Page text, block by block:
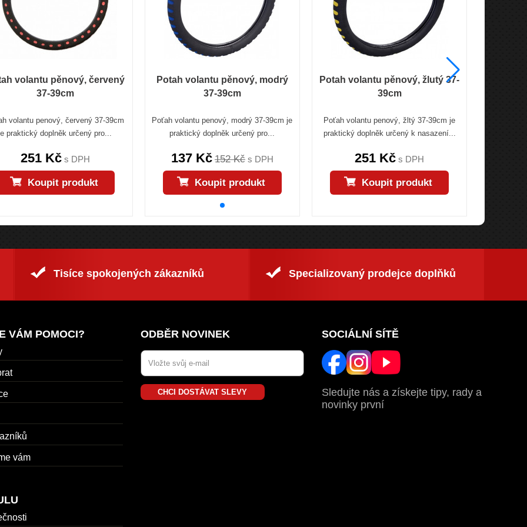
volantu pěnový, červený
37-39cm
volantu penový, červený 37-39cm
praktický doplněk určený pro...
251 Kčs DPH
Koupit produkt
Potah volantu pěnový, modrý
37-39cm
Poťah volantu penový, modrý 37-39cm je
praktický doplněk určený pro...
137 Kč 152 Kčs DPH
Koupit produkt
Potah volantu pěnový, žlutý 37-
39cm
Poťah volantu penový, žltý 37-39cm je
praktický doplněk určený k nasazení...
251 Kč s DPH
Koupit produkt
Tisíce spokojených zákazníků Specializovaný prodejce doplňků
VÁM POMOCI?
vám
ODBĚR NOVINEK
CHCI DOSTÁVAT SLEVY
SOCIÁLNÍ SÍTĚ
Sledujte nás a získejte tipy, rady a
novinky první